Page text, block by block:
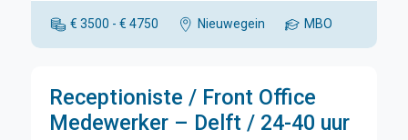
€ 3500 - € 4750 Nieuwegein MBO
Receptioniste / Front Office
Medewerker – Delft / 24-40 uur